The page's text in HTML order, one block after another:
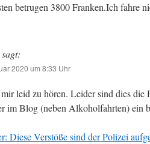
betrugen 3800 Franken.Ich fahre
sagt:
2020 um 8:33 Uhr
leid zu hören. Leider sind dies die
im Blog (neben Alkoholfahrten) ein
Diese Verstöße sind der Polizei